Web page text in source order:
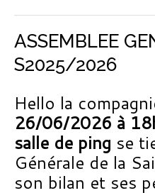
ASSEMBLEE
S2025/2026
Hello la
26/06/2026 à
salle de ping se
Générale de la
son bilan et ses